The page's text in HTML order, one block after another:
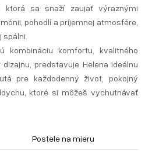
ktorá sa snaží zaujať výraznými
pohodlí a príjemnej atmosfére,
kombináciu komfortu, kvalitného
predstavuje Helena ideálnu
pre každodenný život, pokojný
ktoré si môžeš vychutnávať
Postele na mieru